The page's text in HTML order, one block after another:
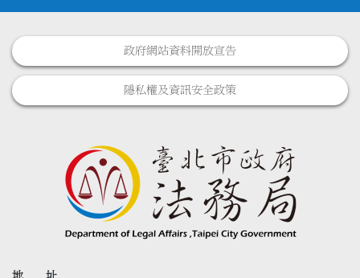
政府網站資料開放宣告
隱私權及資訊安全政策